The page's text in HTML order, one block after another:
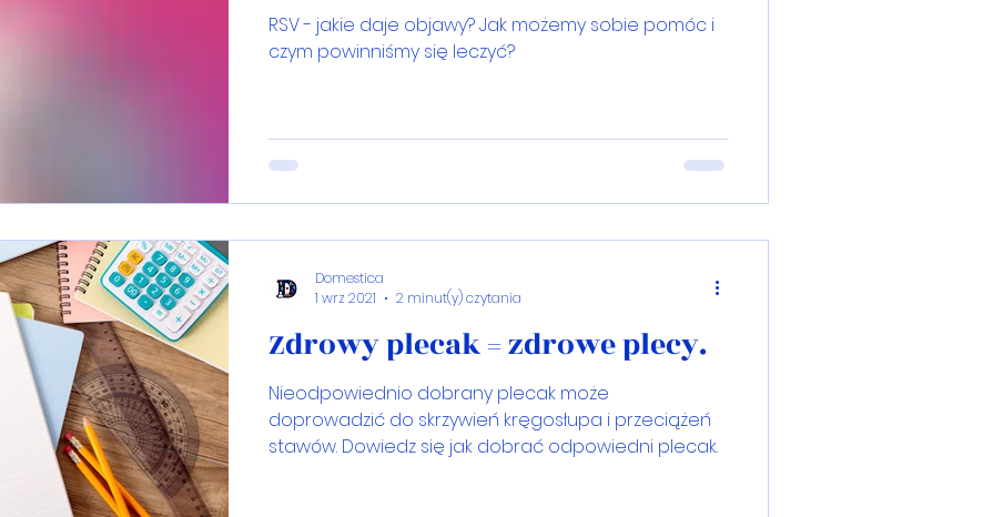
RSV - jakie daje objawy? Jak możemy sobie pomóc i
czym powinniśmy się leczyć?
Zdrowy plecak = zdrowe plecy.
Nieodpowiednio dobrany plecak może
doprowadzić do skrzywień kręgosłupa i przeciążeń
stawów. Dowiedz się jak dobrać odpowiedni plecak.
Domestica
1 wrz 2021
2 minut(y) czytania